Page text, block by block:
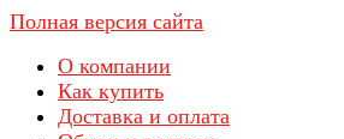
Полная версия сайта
О компании
Как купить
Доставка и оплата